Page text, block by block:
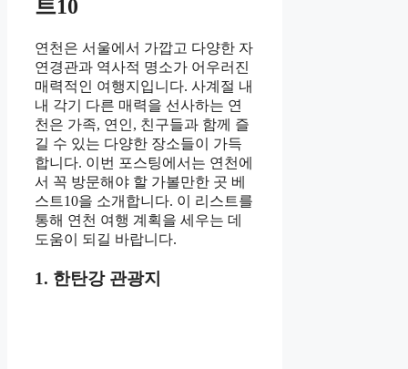
트10
연천은 서울에서 가깝고 다양한 자
연경관과 역사적 명소가 어우러진
매력적인 여행지입니다. 사계절 내
내 각기 다른 매력을 선사하는 연
천은 가족, 연인, 친구들과 함께 즐
길 수 있는 다양한 장소들이 가득
합니다. 이번 포스팅에서는 연천에
서 꼭 방문해야 할 가볼만한 곳 베
스트10을 소개합니다. 이 리스트를
통해 연천 여행 계획을 세우는 데
도움이 되길 바랍니다.
1. 한탄강 관광지